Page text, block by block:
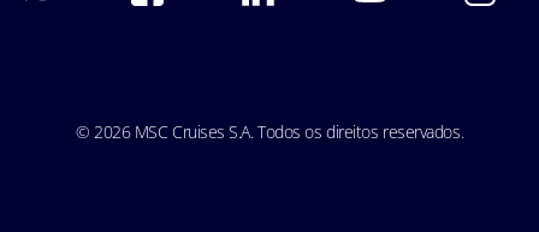
© 2026 MSC Cruises S.A. Todos os direitos reservados.